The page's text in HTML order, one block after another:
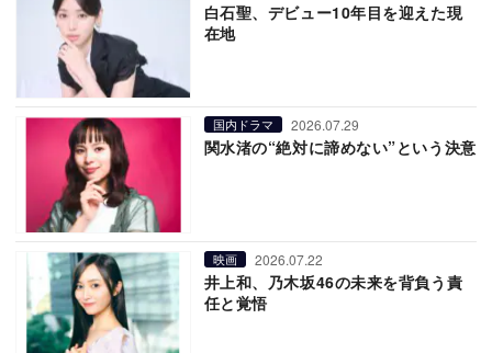
白石聖、デビュー10年目を迎えた現
在地
国内ドラマ 2026.07.29
関水渚の“絶対に諦めない”という決意
映画 2026.07.22
井上和、乃木坂46の未来を背負う責
任と覚悟